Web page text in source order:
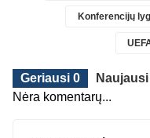
Konferencijų
Geriausi 0
Nėra komentarų...